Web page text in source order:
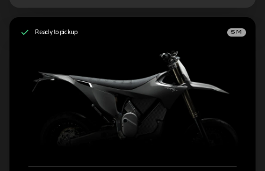
Ready to pickup SM